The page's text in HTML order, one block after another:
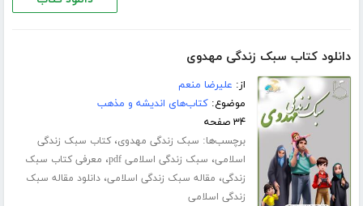
دانلود کتاب سبک زندگی مهدوی
از: علیرضا منعم
موضوع:کتاب‌های اندیشه و مذهب
۳۴ صفحه
برچسب‌ها: سبک زندگی مهدوی،کتاب سبک زندگی
اسلامی، سبک زندگی اسلامی pdf ، معرفی کتاب سبک
زندگی، مقاله سبک زندگی اسلامی،دانلود مقاله سبک
زندگی اسلامی